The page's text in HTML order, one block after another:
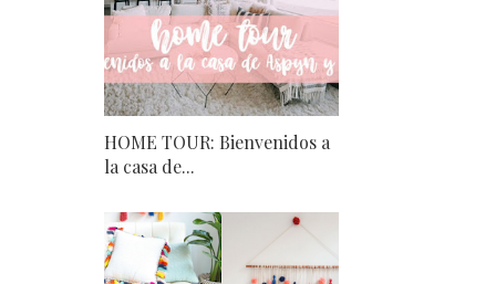
HOME TOUR: Bienvenidos a
la casa de...